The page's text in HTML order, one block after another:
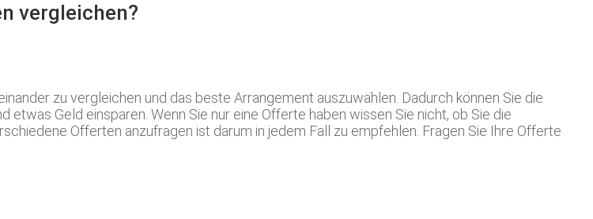
vergleichen?
zu vergleichen und das beste Arrangement auszuwählen. Dadurch können Sie die
Geld einsparen. Wenn Sie nur eine Offerte haben wissen Sie nicht, ob Sie die
Offerten anzufragen ist darum in jedem Fall zu empfehlen. Fragen Sie Ihre Offerte